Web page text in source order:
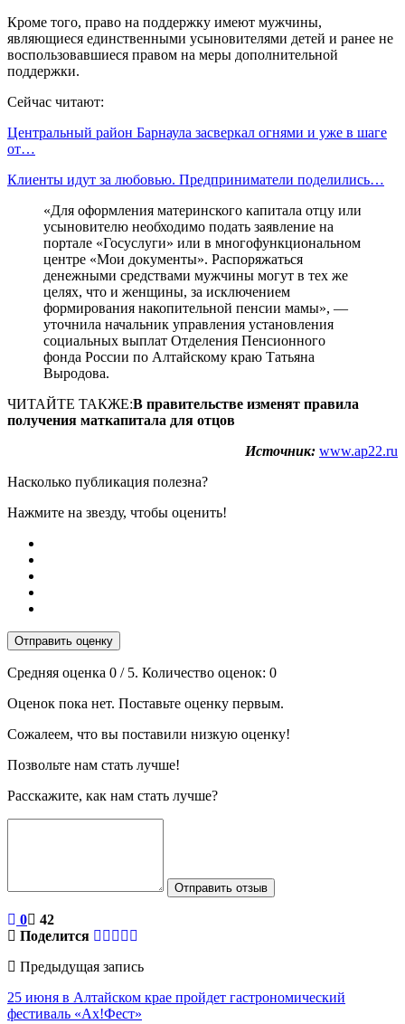
Кроме того, право на поддержку имеют мужчины,
являющиеся единственными усыновителями детей и ранее не
воспользовавшиеся правом на меры дополнительной
поддержки.
Сейчас читают:
Центральный район Барнаула засверкал огнями и уже в шаге
от…
Клиенты идут за любовью. Предприниматели поделились…
«Для оформления материнского капитала отцу или
усыновителю необходимо подать заявление на
портале «Госуслуги» или в многофункциональном
центре «Мои документы». Распоряжаться
денежными средствами мужчины могут в тех же
целях, что и женщины, за исключением
формирования накопительной пенсии мамы», —
уточнила начальник управления установления
социальных выплат Отделения Пенсионного
фонда России по Алтайскому краю Татьяна
Выродова.
ЧИТАЙТЕ ТАКЖЕ:В правительстве изменят правила
получения маткапитала для отцов
Источник: www.ap22.ru
Насколько публикация полезна?
Нажмите на звезду, чтобы оценить!
Отправить оценку
Средняя оценка 0 / 5. Количество оценок: 0
Оценок пока нет. Поставьте оценку первым.
Сожалеем, что вы поставили низкую оценку!
Позвольте нам стать лучше!
Расскажите, как нам стать лучше?
Отправить отзыв
0
42
Поделится
Предыдущая запись
25 июня в Алтайском крае пройдет гастрономический
фестиваль «Ах!Фест»